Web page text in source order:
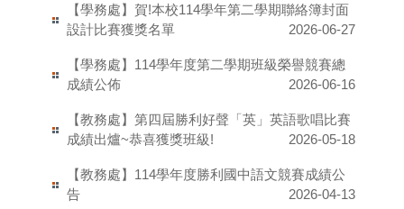
【學務處】賀!本校114學年第二學期聯絡簿封面
設計比賽獲獎名單
2026-06-27
【學務處】114學年度第二學期班級榮譽競賽總
成績公佈
2026-06-16
【教務處】第四屆勝利好聲「英」英語歌唱比賽
成績出爐~恭喜獲獎班級!
2026-05-18
【教務處】114學年度勝利國中語文競賽成績公
告
2026-04-13